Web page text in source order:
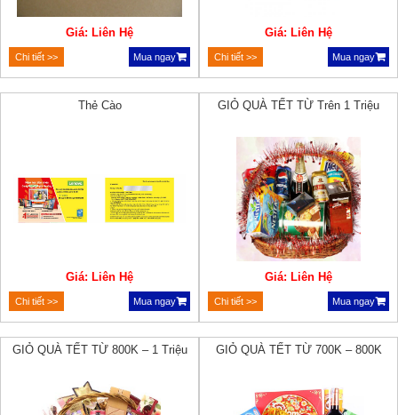
Giá: Liên Hệ
Chi tiết >> Mua ngay
Giá: Liên Hệ
Chi tiết >> Mua ngay
Thẻ Cào
Giá: Liên Hệ
Chi tiết >> Mua ngay
GIỎ QUÀ TẾT TỪ Trên 1 Triệu
Giá: Liên Hệ
Chi tiết >> Mua ngay
GIỎ QUÀ TẾT TỪ 800K – 1 Triệu GIỎ QUÀ TẾT TỪ 700K – 800K